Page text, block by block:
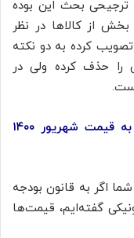
بحث این بوده
از کالاها در نظر
کرده به دو نکته
را حذف کرده ولی در
طبق مصوبه مجلس، قیمت کالاها باید به قیمت شهریور ۱۴۰۰
اگر به قانون بودجه
گفته‌ایم، قیمت‌ها